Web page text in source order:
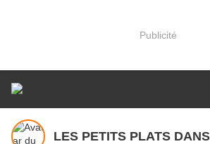
Publicité
LES PETITS PLATS